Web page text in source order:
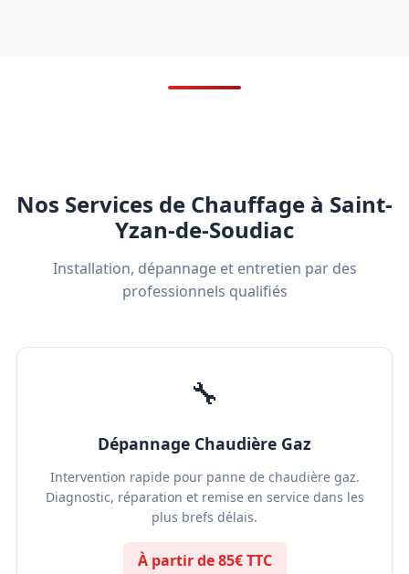
Nos Services de Chauffage à Saint-
Yzan-de-Soudiac
Installation, dépannage et entretien par des
professionnels qualifiés
🔧
Dépannage Chaudière Gaz
Intervention rapide pour panne de chaudière gaz.
Diagnostic, réparation et remise en service dans les
plus brefs délais.
À partir de 85€ TTC